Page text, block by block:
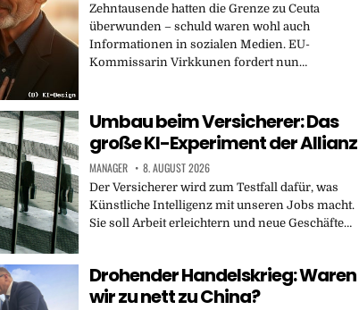
Zehntausende hatten die Grenze zu Ceuta
überwunden – schuld waren wohl auch
Informationen in sozialen Medien. EU-
Kommissarin Virkkunen fordert nun…
Umbau beim Versicherer: Das
große KI-Experiment der Allianz
MANAGER 8. AUGUST 2026
Der Versicherer wird zum Testfall dafür, was
Künstliche Intelligenz mit unseren Jobs macht.
Sie soll Arbeit erleichtern und neue Geschäfte…
Drohender Handelskrieg: Waren
wir zu nett zu China?